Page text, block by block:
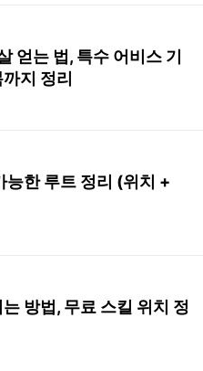
얻는 법, 특수 어비스 기
지 정리
능한 루트 정리 (위치 +
방법, 무료 스킬 위치 정